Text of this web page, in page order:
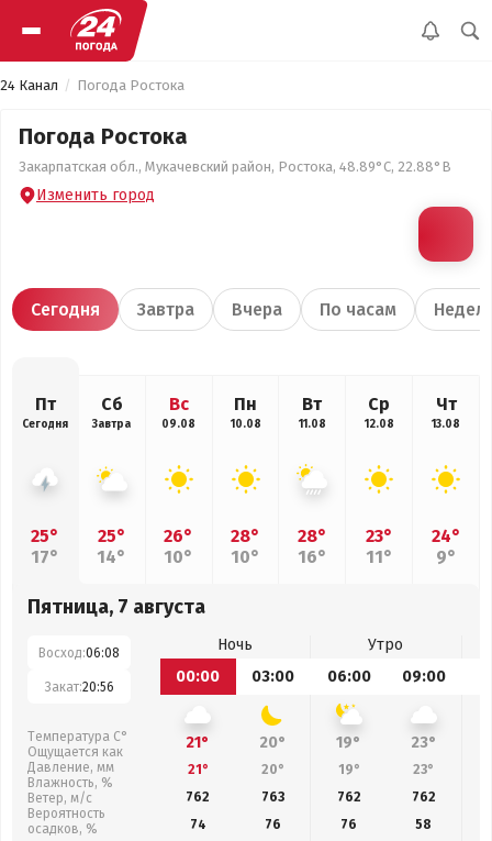
24 Канал Погода Ростока
Погода Ростока
Закарпатская обл., Мукачевский район, Ростока, 48.89°С, 22.88°В
Изменить город
Сегодня Завтра Вчера По часам
Пт
Сегодня
25°
17°
Сб
Завтра
25°
14°
Вс
09.08
26°
10°
Пн
10.08
28°
10°
Вт
11.08
28°
16°
Ср
12.08
23°
11°
Чт
13.08
24°
9°
Пятница, 7 августа
Восход:06:08
Закат:20:56
Температура С°
Ощущается как
Давление, мм
Влажность, %
Ветер, м/с
Вероятность
осадков, %
Ночь
Утро
00:00
03:00 06:00 09:00
21° 20° 19° 23°
21° 20° 19° 23°
762
763 762 762
74
76 76 58